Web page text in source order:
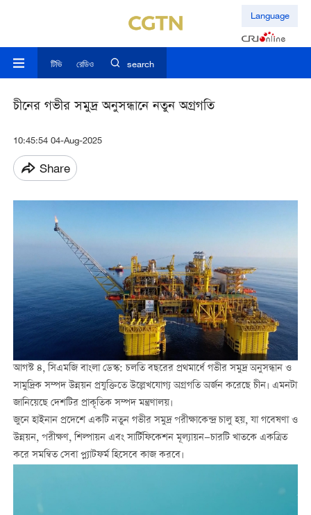
Language
টিভি রেডিও search
চীনের গভীর সমুদ্র অনুসন্ধানে নতুন অগ্রগতি
10:45:54 04-Aug-2025
Share
আগস্ট ৪, সিএমজি বাংলা ডেস্ক: চলতি বছরের প্রথমার্ধে গভীর সমুদ্র অনুসন্ধান ও
সামুদ্রিক সম্পদ উন্নয়ন প্রযুক্তিতে উল্লেখযোগ্য অগ্রগতি অর্জন করেছে চীন। এমনটা
জানিয়েছে দেশটির প্রাকৃতিক সম্পদ মন্ত্রণালয়।
জুনে হাইনান প্রদেশে একটি নতুন গভীর সমুদ্র পরীক্ষাকেন্দ্র চালু হয়, যা গবেষণা ও
উন্নয়ন, পরীক্ষণ, শিল্পায়ন এবং সার্টিফিকেশন মূল্যায়ন—চারটি খাতকে একত্রিত
করে সমন্বিত সেবা প্ল্যাটফর্ম হিসেবে কাজ করবে।